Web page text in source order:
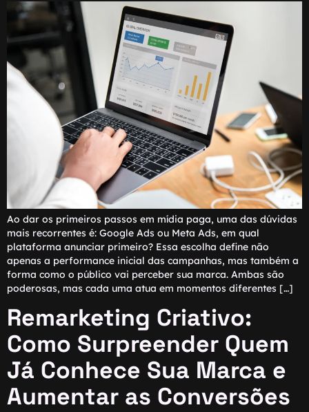
Ao dar os primeiros passos em mídia paga, uma das dúvidas
mais recorrentes é: Google Ads ou Meta Ads, em qual
plataforma anunciar primeiro? Essa escolha define não
apenas a performance inicial das campanhas, mas também a
forma como o público vai perceber sua marca. Ambas são
poderosas, mas cada uma atua em momentos diferentes […]
Remarketing Criativo:
Como Surpreender Quem
Já Conhece Sua Marca e
Aumentar as Conversões